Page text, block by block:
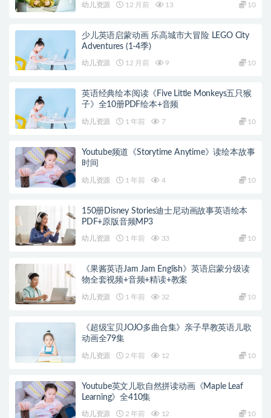
幼儿资源 12 月前 13 10
少儿英语启蒙动画 乐高城市大冒险 LEGO City
Adventures (1-4季)
幼儿资源 12 月前 9 10
英语经典绘本阅读《Five Little Monkeys五只猴
子》全10册PDF绘本+音频
幼儿资源 1 年前 7 10
Youtube频道《Storytime Anytime》读绘本故事
时间
幼儿资源 1 年前 4 10
150册Disney Stories迪士尼动画故事英语绘本
PDF+原版音频MP3
幼儿资源 1 年前 33 10
《果酱英语Jam Jam English》英语启蒙分级读
物全套视频+音频+精读+教案
幼儿资源 1 年前 32 10
《超级宝贝JOJO多曲合集》亲子早教英语儿歌
动画全79集
幼儿资源 2 年前 12 10
Youtube英文儿歌自然拼读动画《Maple Leaf
Learning》全410集
幼儿资源 2 年前 12 10